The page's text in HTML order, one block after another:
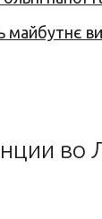
майбутнє
во